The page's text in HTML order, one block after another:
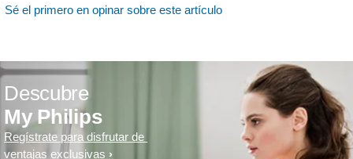
Sé el primero en opinar sobre este artículo
Descubre
My Philips
Regístrate para disfrutar de
ventajas exclusivas